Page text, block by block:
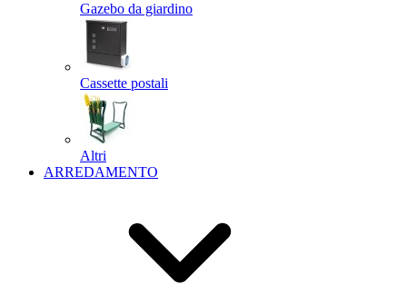
Gazebo da giardino
Cassette postali
Altri
ARREDAMENTO